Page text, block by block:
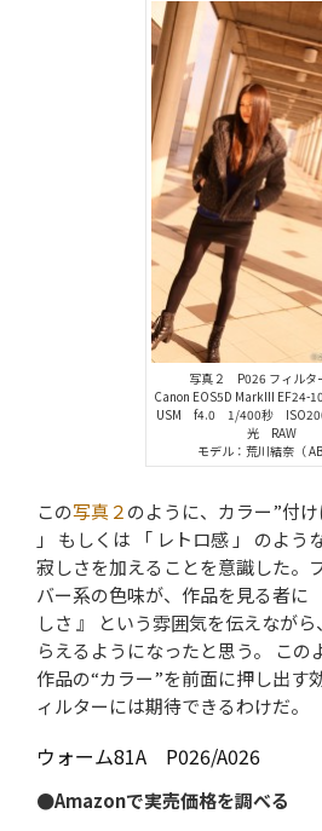
写真２ P026 フィルタ
Canon EOS5D MarkIII EF24-
USM f4.0 1/400秒
光 RAW
モデル：荒川結奈（
この写真２のように、カラー”付
」 もしくは 「 レトロ感 」 のよう
寂しさを加えることを意識した。
バー系の色味が、作品を見る者に
しさ 』 という雰囲気を伝えなが
らえるようになったと思う。 この
作品の“カラー”を前面に押し出す
ィルターには期待できるわけだ。
ウォーム81A P026/A026
●Amazonで実売価格を調べる